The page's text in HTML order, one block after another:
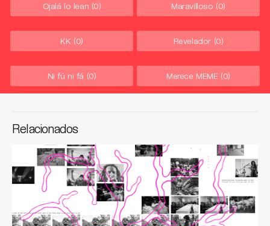
Ojalá lo lean (0) Maravilloso (0)
KK (0) Revelador (0)
Ni fú ni fá (0) Merece MEME (0)
Relacionados